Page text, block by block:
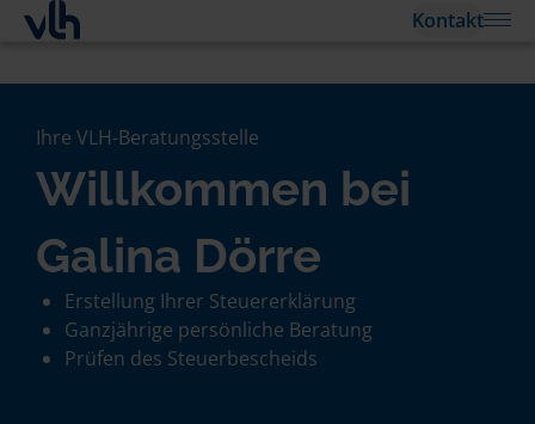
Kontakt
Ihre VLH-Beratungsstelle
Willkommen bei
Galina Dörre
Erstellung Ihrer Steuererklärung
Ganzjährige persönliche Beratung
Prüfen des Steuerbescheids